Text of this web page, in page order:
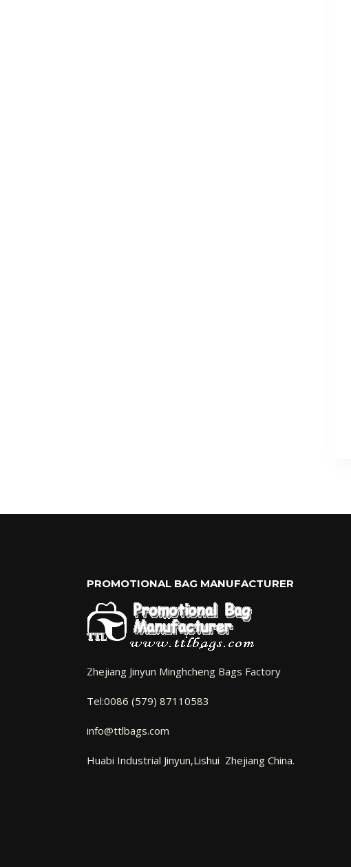
PROMOTIONAL BAG MANUFACTURER
Zhejiang Jinyun Minghcheng Bags Factory
Tel:0086 (579) 87110583
info@ttlbags.com
Huabi Industrial Jinyun,Lishui Zhejiang China.